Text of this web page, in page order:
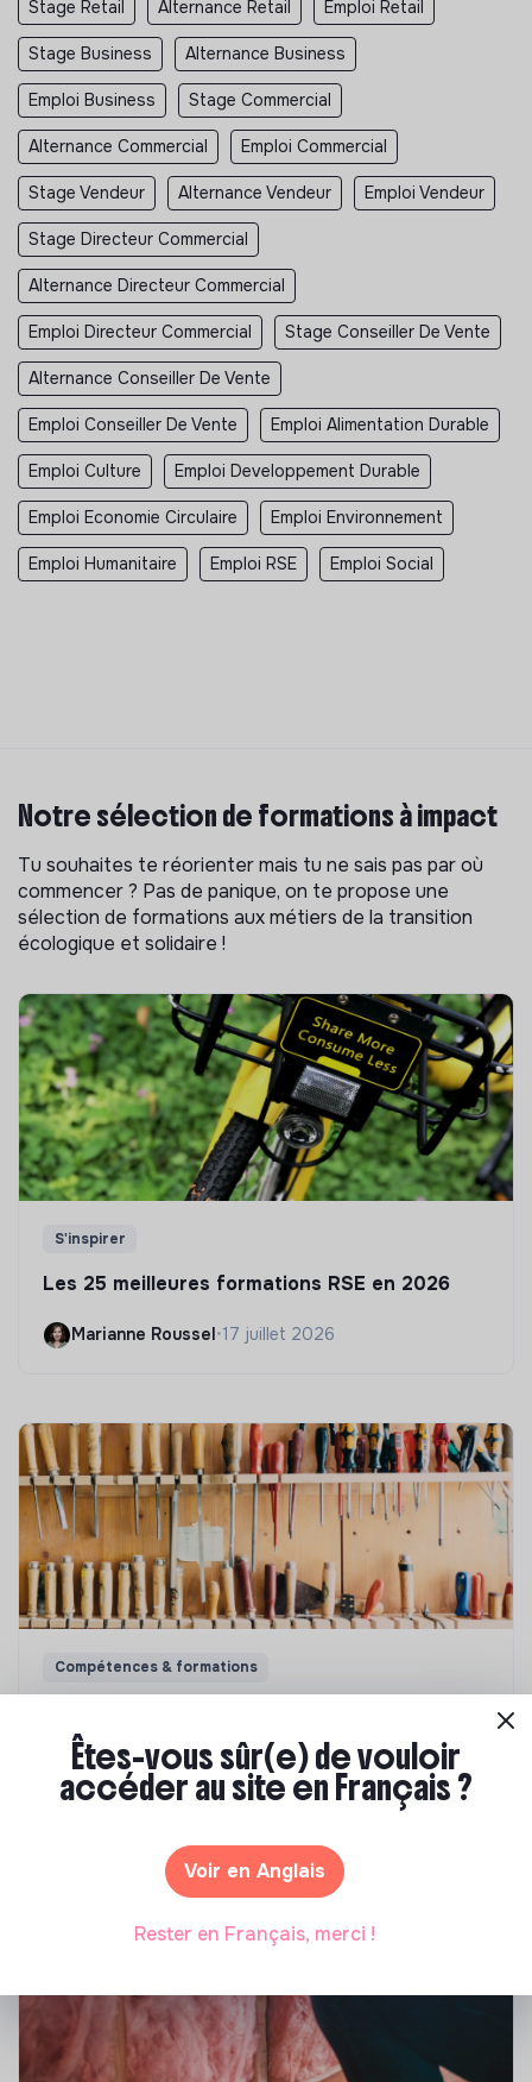
Stage Retail Alternance Retail Emploi Retail
Stage Business Alternance Business
Emploi Business Stage Commercial
Alternance Commercial Emploi Commercial
Stage Vendeur Alternance Vendeur Emploi Vendeur
Stage Directeur Commercial
Alternance Directeur Commercial
Emploi Directeur Commercial Stage Conseiller De Vente
Alternance Conseiller De Vente
Emploi Conseiller De Vente Emploi Alimentation Durable
Emploi Culture Emploi Developpement Durable
Emploi Economie Circulaire Emploi Environnement
Emploi Humanitaire Emploi RSE Emploi Social
Notre sélection de formations à impact
Tu souhaites te réorienter mais tu ne sais pas par où
commencer ? Pas de panique, on te propose une
sélection de formations aux métiers de la transition
écologique et solidaire !
S'inspirer
Les 25 meilleures formations RSE en 2026
Marianne Roussel •17 juillet 2026
Compétences & formations
Marianne Roussel • 09 janvier 2024
Êtes-vous sûr(e) de vouloir
accéder au site en Français ?
Voir en Anglais
Rester en Français, merci !